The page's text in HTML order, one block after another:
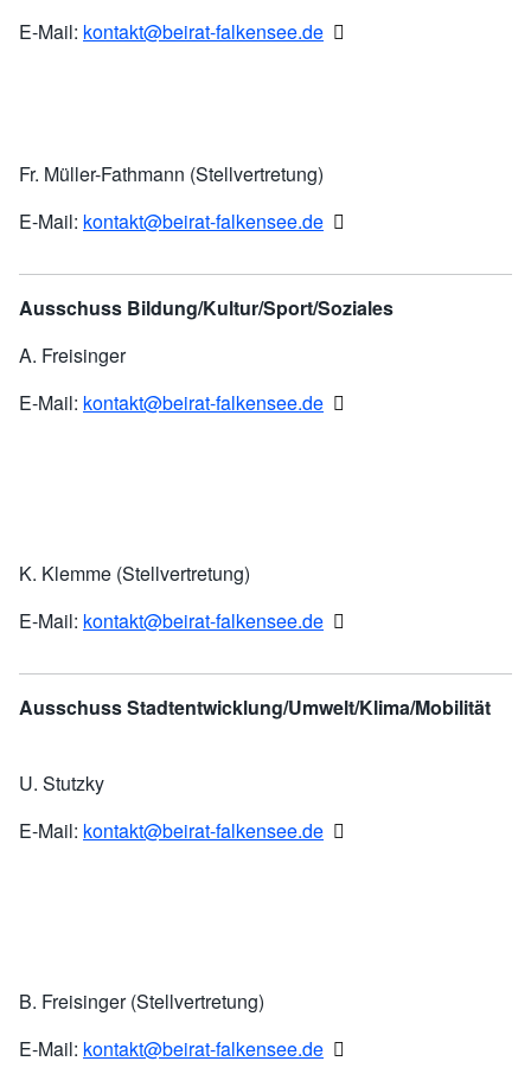
E-Mail: kontakt@beirat-falkensee.de
Fr. Müller-Fathmann (Stellvertretung)
E-Mail: kontakt@beirat-falkensee.de
Ausschuss Bildung/Kultur/Sport/Soziales
A. Freisinger
E-Mail: kontakt@beirat-falkensee.de
K. Klemme (Stellvertretung)
E-Mail: kontakt@beirat-falkensee.de
Ausschuss Stadtentwicklung/Umwelt/Klima/Mobilität
U. Stutzky
E-Mail: kontakt@beirat-falkensee.de
B. Freisinger (Stellvertretung)
E-Mail: kontakt@beirat-falkensee.de